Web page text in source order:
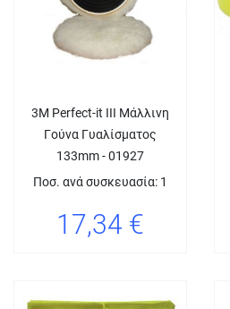
3M Perfect-it III Μάλλινη
Γούνα Γυαλίσματος
133mm - 01927
Ποσ. ανά συσκευασία: 1
17,34 €